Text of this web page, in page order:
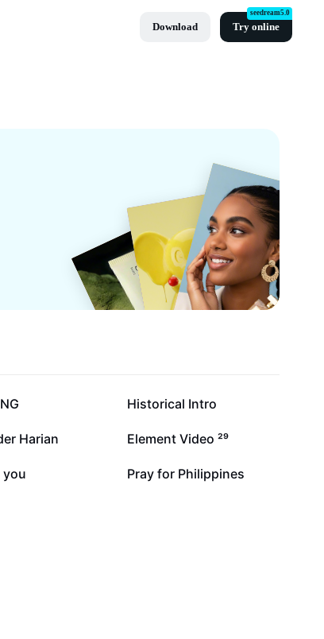
Download Try online
seedream5.0
93.2K
Historical Intro
Harian 20.1K
Element Video ²⁹
you 2.1K
Pray for Philippines